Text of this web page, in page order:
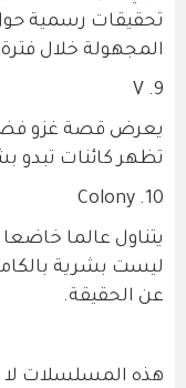
تحقيقات رسمية
المجهولة خلال فترة
9. V
يعرض قصة غزو
تظهر كائنات تبدو
10. Colony
يتناول عالما
ليست بشرية
عن الحقيقة.
هذه المسلسلات